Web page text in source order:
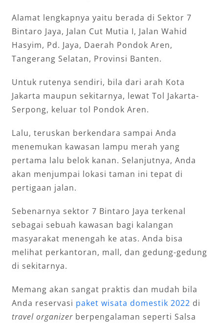
Alamat lengkapnya yaitu berada di Sektor 7
Bintaro Jaya, Jalan Cut Mutia I, Jalan Wahid
Hasyim, Pd. Jaya, Daerah Pondok Aren,
Tangerang Selatan, Provinsi Banten.
Untuk rutenya sendiri, bila dari arah Kota
Jakarta maupun sekitarnya, lewat Tol Jakarta-
Serpong, keluar tol Pondok Aren.
Lalu, teruskan berkendara sampai Anda
menemukan kawasan lampu merah yang
pertama lalu belok kanan. Selanjutnya, Anda
akan menjumpai lokasi taman ini tepat di
pertigaan jalan.
Sebenarnya sektor 7 Bintaro Jaya terkenal
sebagai sebuah kawasan bagi kalangan
masyarakat menengah ke atas. Anda bisa
melihat perkantoran, mall, dan gedung-gedung
di sekitarnya.
Memang akan sangat praktis dan mudah bila
Anda reservasi paket wisata domestik 2022 di
travel organizer berpengalaman seperti Salsa